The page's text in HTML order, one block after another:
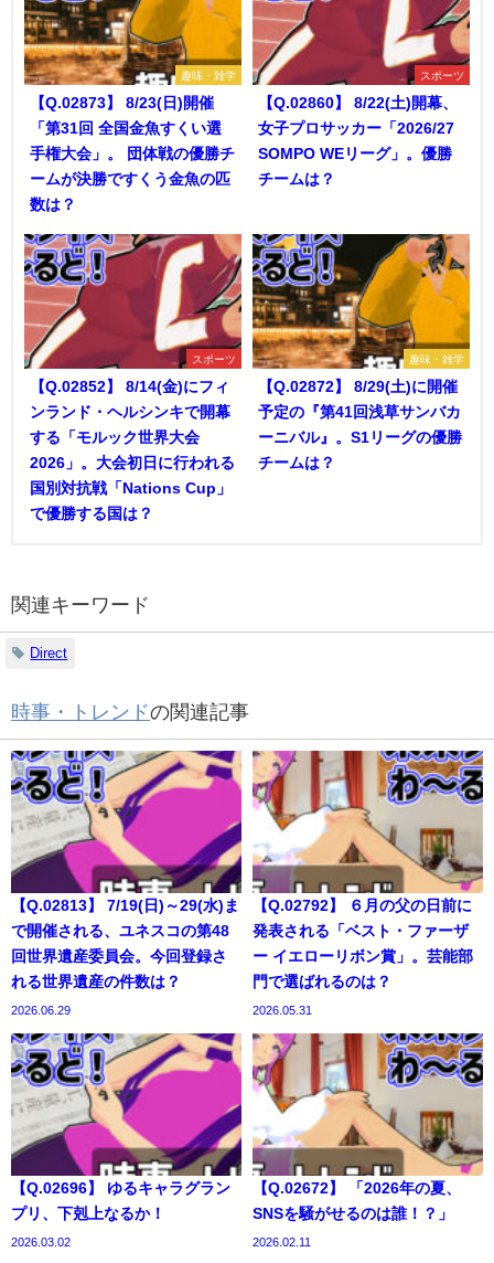
趣味・雑学
【Q.02873】 8/23(日)開催
「第31回 全国金魚すくい選
手権大会」。 団体戦の優勝チ
ームが決勝ですくう金魚の匹
数は？
スポーツ
【Q.02860】 8/22(土)開幕、
女子プロサッカー「2026/27
SOMPO WEリーグ」。優勝
チームは？
スポーツ
【Q.02852】 8/14(金)にフィ
ンランド・ヘルシンキで開幕
する「モルック世界大会
2026」。大会初日に行われる
国別対抗戦「Nations Cup」
で優勝する国は？
趣味・雑学
【Q.02872】 8/29(土)に開催
予定の『第41回浅草サンバカ
ーニバル』。S1リーグの優勝
チームは？
関連キーワード
Direct
時事・トレンドの関連記事
【Q.02813】 7/19(日)～29(水)ま
で開催される、ユネスコの第48
回世界遺産委員会。今回登録さ
れる世界遺産の件数は？
2026.06.29
【Q.02792】 ６月の父の日前に
発表される「ベスト・ファーザ
ー イエローリボン賞」。芸能部
門で選ばれるのは？
2026.05.31
【Q.02696】 ゆるキャラグラン
プリ、下剋上なるか！
2026.03.02
【Q.02672】 「2026年の夏、
SNSを騒がせるのは誰！？」
2026.02.11